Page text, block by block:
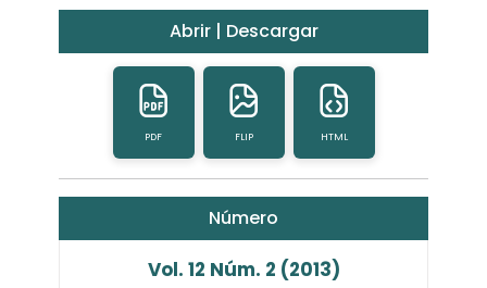
Abrir | Descargar
PDF FLIP HTML
Número
Vol. 12 Núm. 2 (2013)